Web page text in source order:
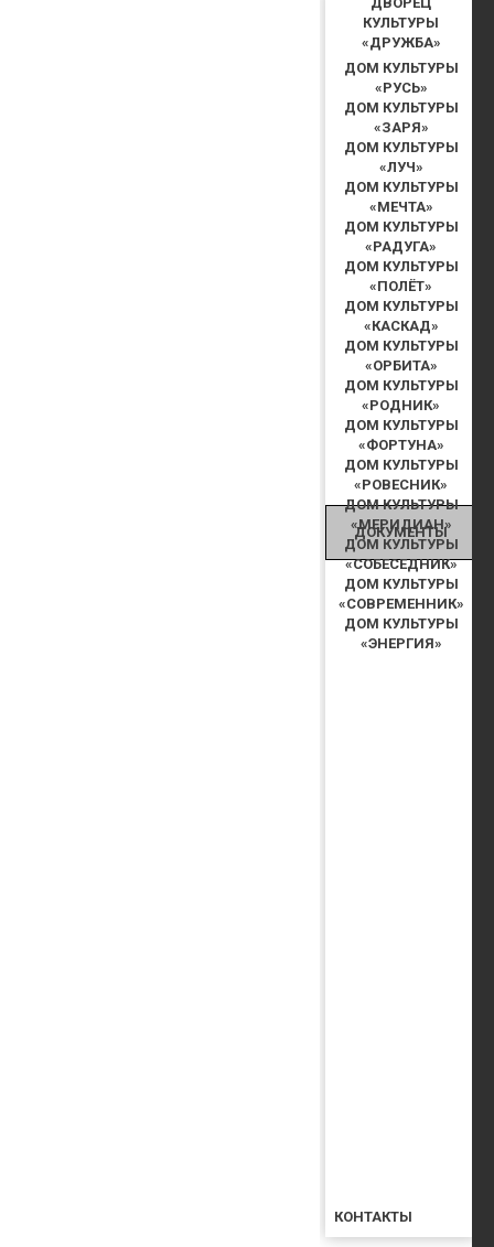
КУЛЬТУРЫ
«ДРУЖБА»
ДОМ КУЛЬТУРЫ
«РУСЬ»
ДОМ КУЛЬТУРЫ
«ЗАРЯ»
ДОМ КУЛЬТУРЫ
«ЛУЧ»
ДОМ КУЛЬТУРЫ
«МЕЧТА»
ДОМ КУЛЬТУРЫ
«РАДУГА»
ДОМ КУЛЬТУРЫ
«ПОЛЁТ»
ДОМ КУЛЬТУРЫ
«КАСКАД»
ДОМ КУЛЬТУРЫ
«ОРБИТА»
ДОМ КУЛЬТУРЫ
«РОДНИК»
ДОМ КУЛЬТУРЫ
«ФОРТУНА»
ДОМ КУЛЬТУРЫ
«РОВЕСНИК»
ДОМ КУЛЬТУРЫ
«МЕРИДИАН»
ДОМ КУЛЬТУРЫ
«СОБЕСЕДНИК»
ДОМ КУЛЬТУРЫ
«СОВРЕМЕННИК»
ДОМ КУЛЬТУРЫ
«ЭНЕРГИЯ»
ДОКУМЕНТЫ
КОНТАКТЫ